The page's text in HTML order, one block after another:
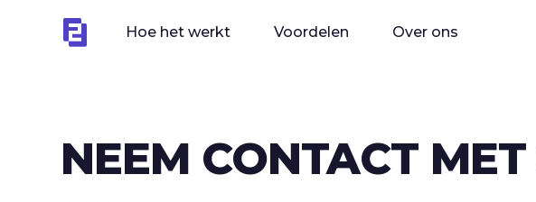
Hoe het werkt Voordelen Over ons
NEEM CONTACT